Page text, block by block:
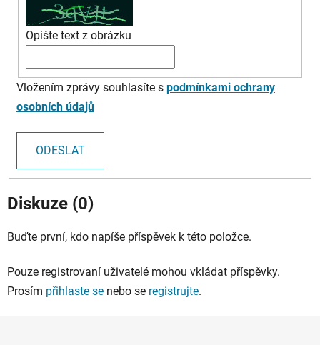
Opište text z obrázku
Vložením zprávy souhlasíte s podmínkami ochrany
osobních údajů
ODESLAT
Diskuze (0)
Buďte první, kdo napíše příspěvek k této položce.
Pouze registrovaní uživatelé mohou vkládat příspěvky.
Prosím přihlaste se nebo se registrujte.